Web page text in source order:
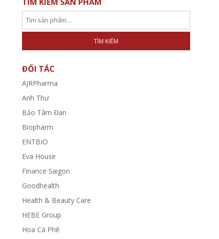
TÌM KIẾM
ĐỐI TÁC
AJRPharma
Anh Thư
Bảo Tâm Đan
Biopharm
ENTBIO
Eva House
Finance Saigon
Goodhealth
Health & Beauty Care
HEBE Group
Hoa Cà Phê